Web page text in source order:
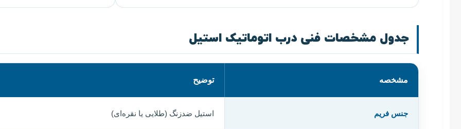
جدول مشخصات فنی درب اتوماتیک استیل
مشخصه توضیح
جنس فریم استیل ضدزنگ (طلایی یا نقره‌ای)